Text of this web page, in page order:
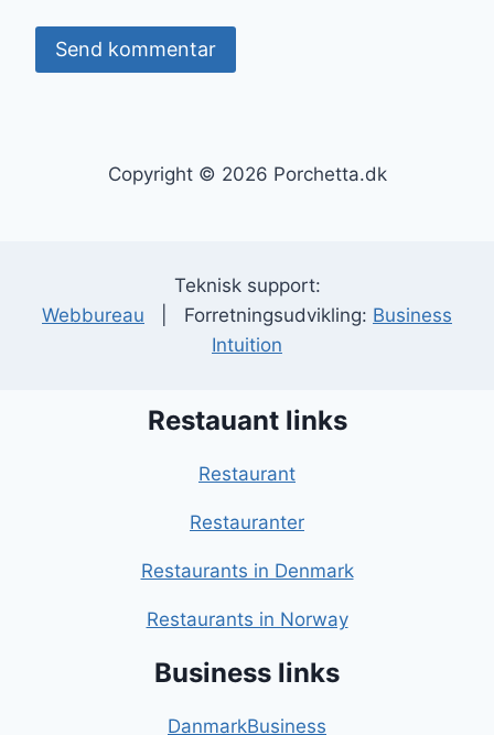
Copyright © 2026 Porchetta.dk
Teknisk support:
Webbureau | Forretningsudvikling: Business
Intuition
Restauant links
Restaurant
Restauranter
Restaurants in Denmark
Restaurants in Norway
Business links
DanmarkBusiness